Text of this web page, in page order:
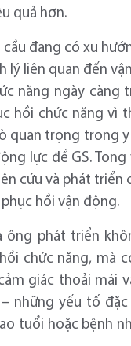
quả hơn.
cầu đang có xu
lý liên quan đến
năng ngày càng
hồi chức năng vì
quan trọng trong
lực để GS.
cứu và phát triển
hồi vận động.
ông phát triển
chức năng, mà
giác thoải mái
những yếu tố
tuổi hoặc bệnh